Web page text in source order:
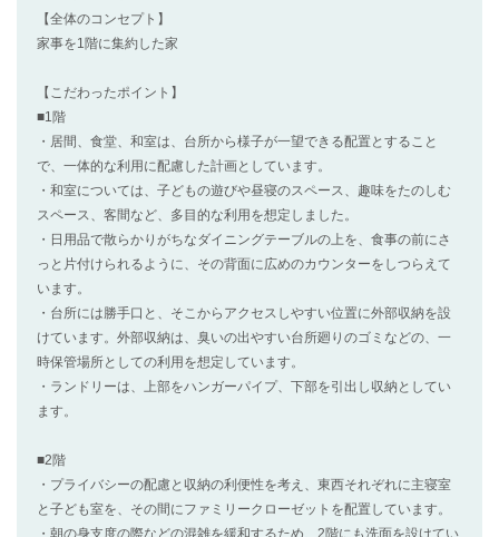
【全体のコンセプト】
家事を1階に集約した家
【こだわったポイント】
■1階
・居間、食堂、和室は、台所から様子が一望できる配置とすること
で、一体的な利用に配慮した計画としています。
・和室については、子どもの遊びや昼寝のスペース、趣味をたのしむ
スペース、客間など、多目的な利用を想定しました。
・日用品で散らかりがちなダイニングテーブルの上を、食事の前にさ
っと片付けられるように、その背面に広めのカウンターをしつらえて
います。
・台所には勝手口と、そこからアクセスしやすい位置に外部収納を設
けています。外部収納は、臭いの出やすい台所廻りのゴミなどの、一
時保管場所としての利用を想定しています。
・ランドリーは、上部をハンガーパイプ、下部を引出し収納としてい
ます。
■2階
・プライバシーの配慮と収納の利便性を考え、東西それぞれに主寝室
と子ども室を、その間にファミリークローゼットを配置しています。